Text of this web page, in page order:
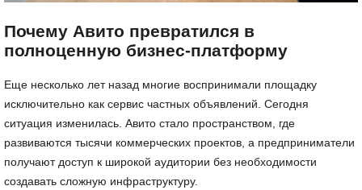
Почему Авито превратился в
полноценную бизнес-платформу
Еще несколько лет назад многие воспринимали площадку
исключительно как сервис частных объявлений. Сегодня
ситуация изменилась. Авито стало пространством, где
развиваются тысячи коммерческих проектов, а предприниматели
получают доступ к широкой аудитории без необходимости
создавать сложную инфраструктуру.